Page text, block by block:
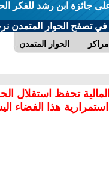
جائزة ابن رشد للفكر
تصفح الحوار المتمدن
الحوار المتمدن مراكز
تحفظ استقلال
استمرارية هذا الفضاء